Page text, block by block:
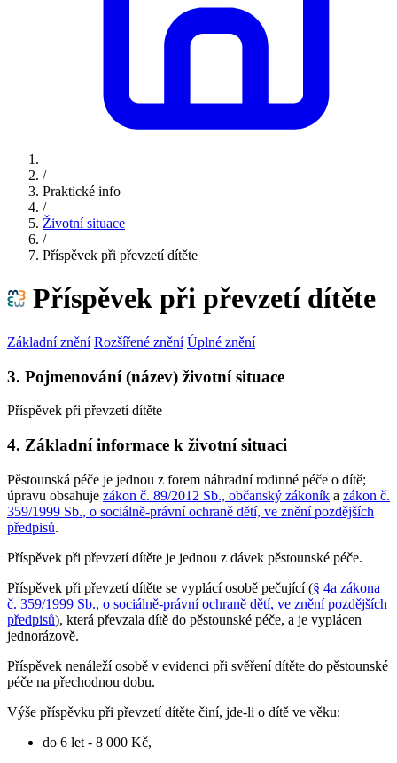
/
Praktické info
/
Životní situace
/
Příspěvek při převzetí dítěte
Příspěvek při převzetí dítěte
Základní znění Rozšířené znění Úplné znění
3. Pojmenování (název) životní situace
Příspěvek při převzetí dítěte
4. Základní informace k životní situaci
Pěstounská péče je jednou z forem náhradní rodinné péče o dítě;
úpravu obsahuje zákon č. 89/2012 Sb., občanský zákoník a zákon č.
359/1999 Sb., o sociálně-právní ochraně dětí, ve znění pozdějších
předpisů.
Příspěvek při převzetí dítěte je jednou z dávek pěstounské péče.
Příspěvek při převzetí dítěte se vyplácí osobě pečující (§ 4a zákona
č. 359/1999 Sb., o sociálně-právní ochraně dětí, ve znění pozdějších
předpisů), která převzala dítě do pěstounské péče, a je vyplácen
jednorázově.
Příspěvek nenáleží osobě v evidenci při svěření dítěte do pěstounské
péče na přechodnou dobu.
Výše příspěvku při převzetí dítěte činí, jde-li o dítě ve věku:
do 6 let - 8 000 Kč,